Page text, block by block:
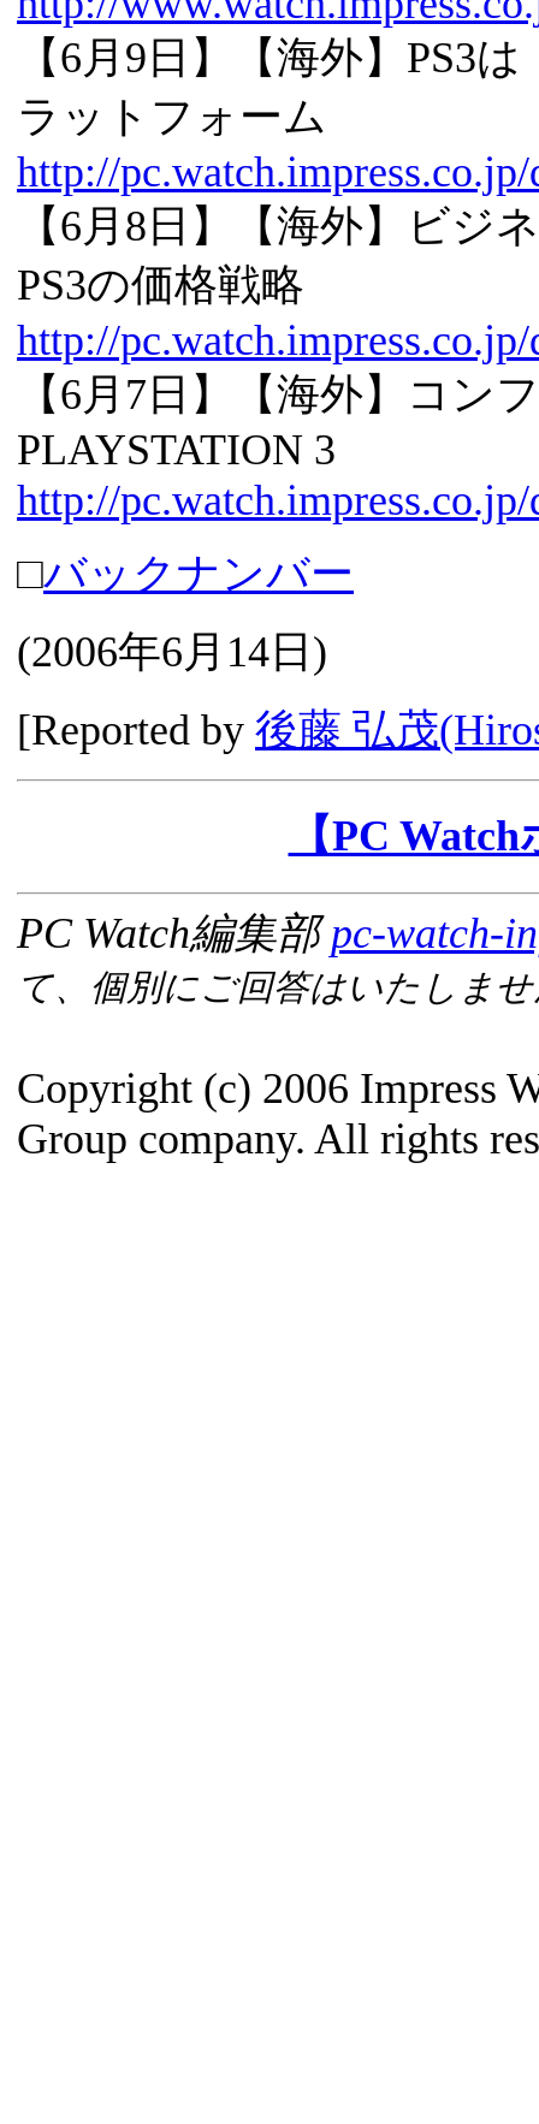
【6月9日】【海外】PS3
ラットフォーム
http://
【6月8日】【海外】ビジ
PS3の価格戦略
http://
【6月7日】【海外】コン
PLAYSTATION 3
http://
□バックナンバー
(2006年6月14日 )
[Reported by 後藤 弘茂
【PC
PC Watch編集部pc-watch-
て、個別にご回答はいたしま
Copyright (c) 2006 Impress
Group company. All rights